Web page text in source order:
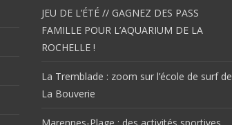
JEU DE L’ÉTÉ // GAGNEZ DES PASS
FAMILLE POUR L’AQUARIUM DE LA
ROCHELLE !
La Tremblade : zoom sur l’école de surf de
La Bouverie